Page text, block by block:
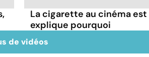
La cigarette au cinéma
explique pourquoi
de vidéos